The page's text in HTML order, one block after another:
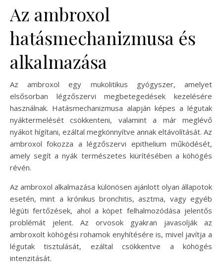
Az ambroxol
hatásmechanizmusa és
alkalmazása
Az ambroxol egy mukolitikus gyógyszer, amelyet
elsősorban légzőszervi megbetegedések kezelésére
használnak. Hatásmechanizmusa alapján képes a légutak
nyáktermelését csökkenteni, valamint a már meglévő
nyákot hígítani, ezáltal megkönnyítve annak eltávolítását. Az
ambroxol fokozza a légzőszervi epithelium működését,
amely segít a nyák természetes kiürítésében a köhögés
révén.
Az ambroxol alkalmazása különösen ajánlott olyan állapotok
esetén, mint a krónikus bronchitis, asztma, vagy egyéb
légúti fertőzések, ahol a köpet felhalmozódása jelentős
problémát jelent. Az orvosok gyakran javasolják az
ambroxolt köhögési rohamok enyhítésére is, mivel javítja a
légutak tisztulását, ezáltal csökkentve a köhögés
intenzitását.